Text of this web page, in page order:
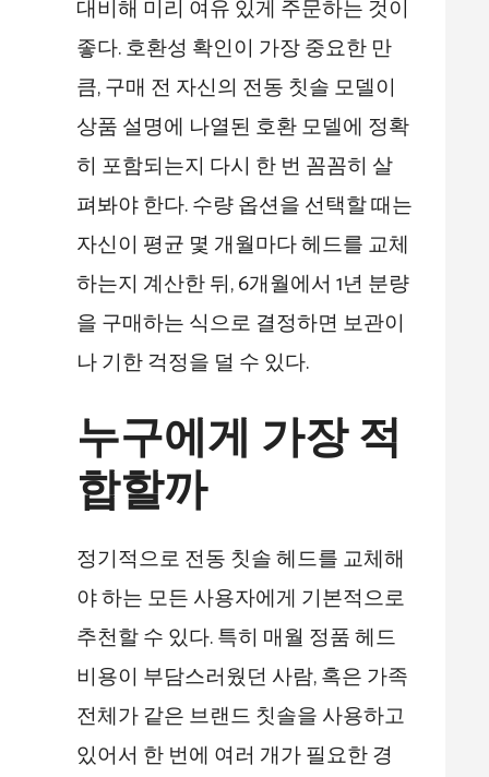
대비해 미리 여유 있게 주문하는 것이
좋다. 호환성 확인이 가장 중요한 만
큼, 구매 전 자신의 전동 칫솔 모델이
상품 설명에 나열된 호환 모델에 정확
히 포함되는지 다시 한 번 꼼꼼히 살
펴봐야 한다. 수량 옵션을 선택할 때는
자신이 평균 몇 개월마다 헤드를 교체
하는지 계산한 뒤, 6개월에서 1년 분량
을 구매하는 식으로 결정하면 보관이
나 기한 걱정을 덜 수 있다.
누구에게 가장 적
합할까
정기적으로 전동 칫솔 헤드를 교체해
야 하는 모든 사용자에게 기본적으로
추천할 수 있다. 특히 매월 정품 헤드
비용이 부담스러웠던 사람, 혹은 가족
전체가 같은 브랜드 칫솔을 사용하고
있어서 한 번에 여러 개가 필요한 경